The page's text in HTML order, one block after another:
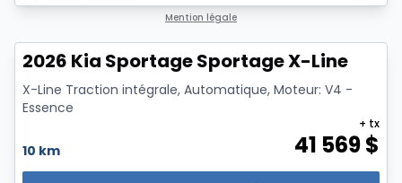
Mention légale
2026 Kia Sportage Sportage X-Line
X-Line Traction intégrale, Automatique, Moteur: V4 -
Essence
10 km 41 569$
+ tx